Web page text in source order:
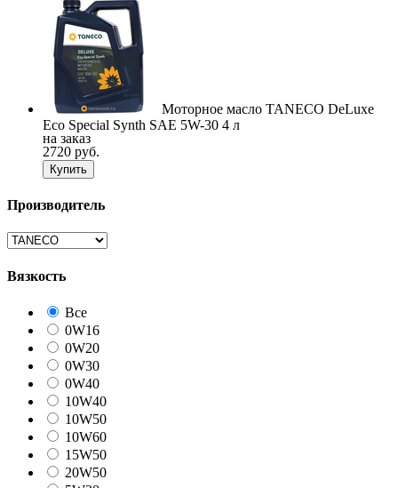
Моторное масло TANECO DeLuxe
Eco Special Synth SAE 5W-30 4 л
на заказ
2720 руб.
Купить
Производитель
Вязкость
Все
0W16
0W20
0W30
0W40
10W40
10W50
10W60
15W50
20W50